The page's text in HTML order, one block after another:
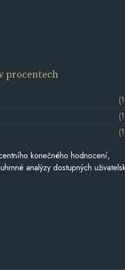
procentech
konečného hodnocení,
analýzy dostupných